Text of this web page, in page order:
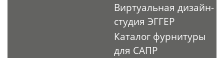
Виртуальная дизайн-
студия ЭГГЕР
Каталог фурнитуры
для САПР